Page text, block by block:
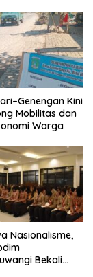
Kini
Mobilitas dan
Warga
Nasionalisme,
Bekali